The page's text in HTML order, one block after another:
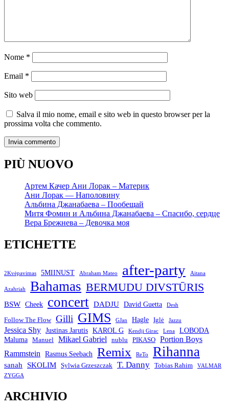
Nome *
Email *
Sito web
Salva il mio nome, email e sito web in questo browser per la
prossima volta che commento.
PIÙ NUOVO
Артем Качер Ани Лорак – Материк
Ани Лорак — Наполовину
Альбина Джанабаева – Пообещай
Митя Фомин и Альбина Джанабаева – Спасибо, сердце
Вера Брежнева – Девочка моя
ETICHETTE
2Kvėpavimas 5MIINUST Abraham Mateo after-party Aitana
Azahriah Bahamas BERMUDU DIVSTŪRIS
BSW Cheek concert DADJU David Guetta Desh
Follow The Flow Gilli GIMS GJan Hagle Iglė Jazzu
Jessica Shy Justinas Jarutis KAROL G Kendji Girac Lena LOBODA
Maluma Manuel Mikael Gabriel nublu PIKASO
Portion Boys
Rammstein
Rasmus Seebach Remix ReTo Rihanna
sanah SKOLIM Sylwia Grzeszczak T. Danny Tobias Rahim VALMAR
ZYGGA
ARCHIVIO